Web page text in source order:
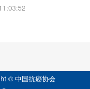
© 中国抗癌协会